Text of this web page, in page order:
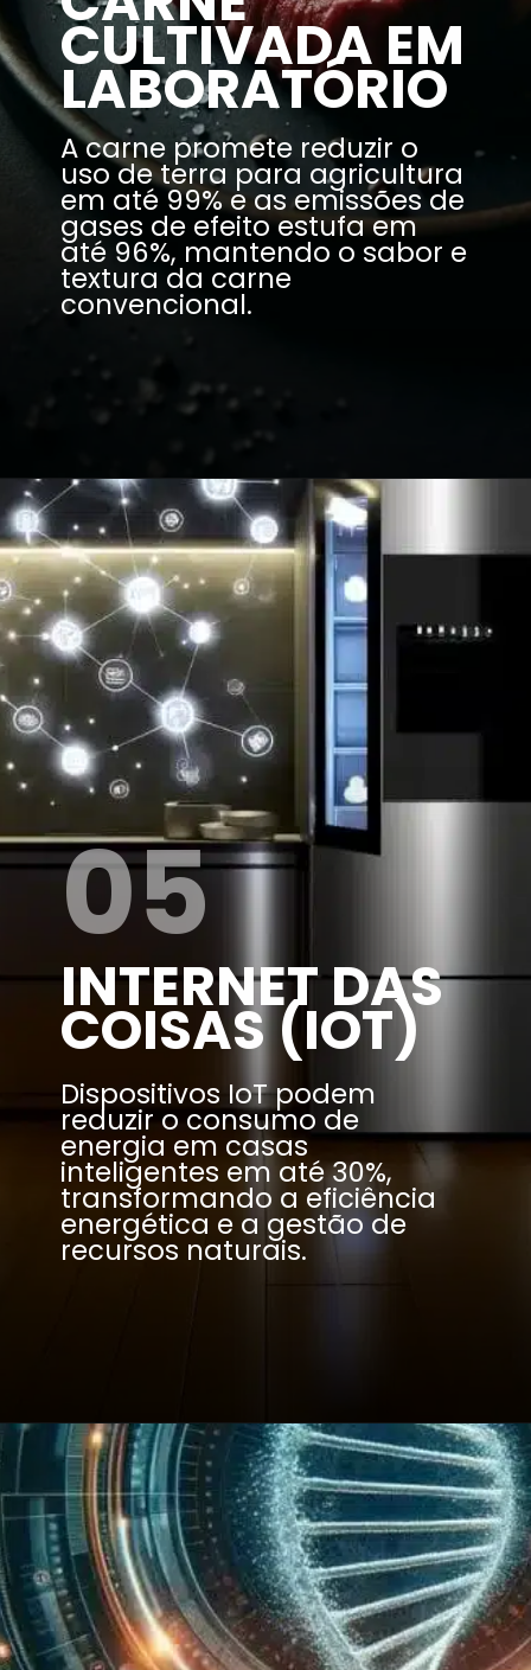
CULTIVADA EM
LABORATÓRIO
A carne promete reduzir o
uso de terra para agricultura
em até 99% e as emissões de
gases de efeito estufa em
até 96%, mantendo o sabor e
textura da carne
convencional.
INTERNET DAS
COISAS (IOT)
Dispositivos IoT podem
reduzir o consumo de
energia em casas
inteligentes em até 30%,
transformando a eficiência
energética e a gestão de
recursos naturais.
05